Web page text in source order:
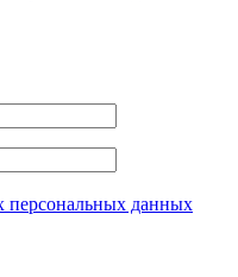
персональных данных